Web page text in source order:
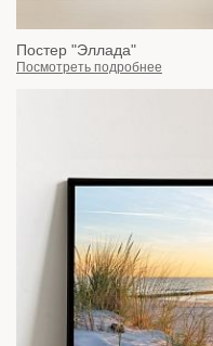
Постер "Эллада"
Посмотреть подробнее